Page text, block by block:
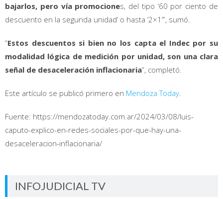
bajarlos, pero vía promociones, del tipo ‘60 por ciento de
descuento en la segunda unidad’ o hasta ‘2×1’”, sumó.
“Estos descuentos si bien no los capta el Indec por su
modalidad lógica de medición por unidad, son una clara
señal de desaceleración inflacionaria”, completó.
Este artículo se publicó primero en Mendoza Today
Fuente: https://mendozatoday.com.ar/2024/03/08/luis-
caputo-explico-en-redes-sociales-por-que-hay-una-
desaceleracion-inflacionaria/
INFOJUDICIAL TV